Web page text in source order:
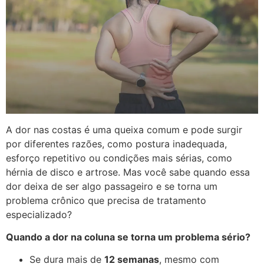
A dor nas costas é uma queixa comum e pode surgir
por diferentes razões, como postura inadequada,
esforço repetitivo ou condições mais sérias, como
hérnia de disco e artrose. Mas você sabe quando essa
dor deixa de ser algo passageiro e se torna um
problema crônico que precisa de tratamento
especializado?
Quando a dor na coluna se torna um problema sério?
Se dura mais de 12 semanas, mesmo com